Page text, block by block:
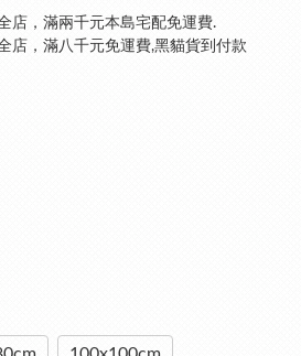
店，滿兩千元本島宅配免運費.
店，滿八千元免運費,黑貓貨到付款